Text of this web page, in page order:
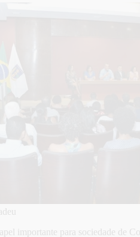
importante para sociedade de